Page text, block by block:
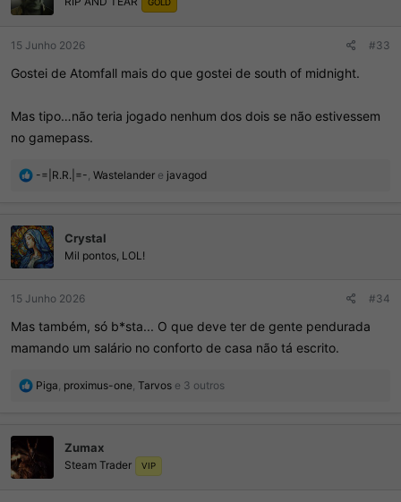
GOLD
15 Junho 2026 #33
Gostei de Atomfall mais do que gostei de south of midnight.
Mas tipo…não teria jogado nenhum dos dois se não estivessem
no gamepass.
R
ç
õ
e
s
-=|R.R.|=-, Wastelander e javagod
Crystal
Mil pontos, LOL!
15 Junho 2026 #34
Mas também, só b*sta... O que deve ter de gente pendurada
mamando um salário no conforto de casa não tá escrito.
R
ç
õ
s
Piga, proximus-one, Tarvos e 3 outros
Zumax
Steam Trader VIP